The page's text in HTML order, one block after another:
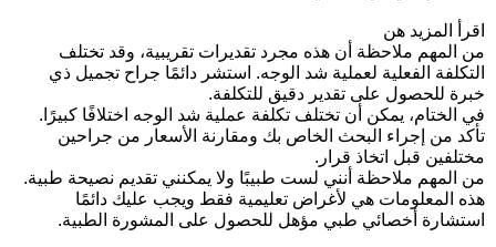
اقرأ المزيد هن
من المهم ملاحظة أن هذه مجرد تقديرات تقريبية، وقد تختلف
التكلفة الفعلية لعملية شد الوجه. استشر دائمًا جراح تجميل ذي
خبرة للحصول على تقدير دقيق للتكلفة.
في الختام، يمكن أن تختلف تكلفة عملية شد الوجه اختلافًا كبيرًا.
تأكد من إجراء البحث الخاص بك ومقارنة الأسعار من جراحين
مختلفين قبل اتخاذ قرار.
من المهم ملاحظة أنني لست طبيبًا ولا يمكنني تقديم نصيحة طبية.
هذه المعلومات هي لأغراض تعليمية فقط ويجب عليك دائمًا
استشارة أخصائي طبي مؤهل للحصول على المشورة الطبية.